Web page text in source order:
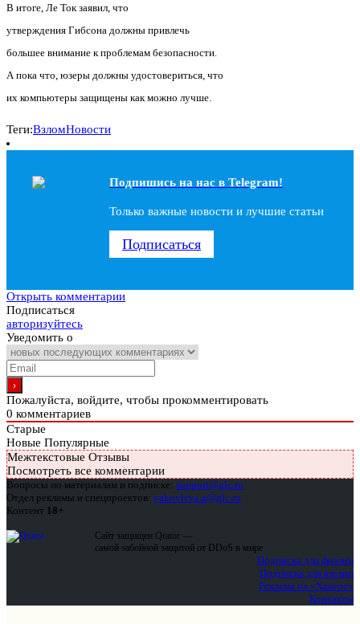
В итоге, Ле Ток заявил, что
утверждения Гибсона должны привлечь
большее внимание к проблемам безопасности.
А пока что, юзеры должны удостовериться, что
их компьютеры защищены как можно лучше.
Теги:ВзломНовости
Подпишись на наc в Telegram!
Только важные новости и лучшие статьи
Подписаться
Открыть комментарии
Подписаться
авторизуйтесь
Уведомить о
Пожалуйста, войдите, чтобы прокомментировать
0 комментариев
Старые
Новые Популярные
Межтекстовые Отзывы
Посмотреть все комментарии
Вопросы по материалам и подписке: support@glc.ru
Отдел рекламы и спецпроектов: yakovleva.a@glc.ru
Контент 18+
Сайт защищен Qrator —
самой забойной защитой от DDoS в мире
Подписка для физлиц
Подписка для юрлиц
Реклама на «Хакере»
Контакты